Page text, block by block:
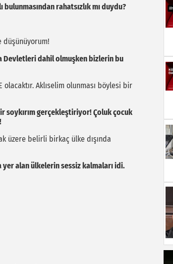
rahatsızlık mı duydu?
düşünüyorum!
Devletleri dahil olmuşken bizlerin bu
Aklıselim olunması böylesi bir
soykırım gerçekleştiriyor! Çoluk çocuk
üzere belirli birkaç ülke dışında
yer alan ülkelerin sessiz kalmaları idi.